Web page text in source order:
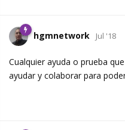
hgmnetwork Jul '18
Cualquier ayuda o prueba
ayudar y colaborar para